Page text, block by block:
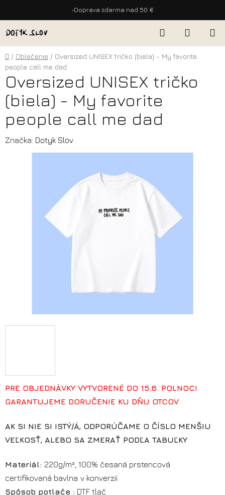
•Doprava zdarma nad 50 €
na
obsah
Hľadať
KOŠÍK
Domov
/ Oblečenie / Oversized UNISEX tričko (biela) - My favorite
people call me dad
PRE OBJEDNÁVKY VYTVORENÉ DO 15.6. POLNOCI
GARANTUJEME DORUČENIE KU DŇU OTCOV
AK SI NIE SI ISTÝ/Á, ODPORÚČAME O ČÍSLO MENŠIU
VEĽKOSŤ, ALEBO SA ZMERAŤ PODĽA TABUĽKY
Materiál: 220g/m², 100% česaná prstencová
certifikovaná bavlna v konverzii
Spôsob potlače : DTF tlač
Oversized UNISEX tričko
(biela) - My favorite
people call me dad
Značka: Dotyk Slov